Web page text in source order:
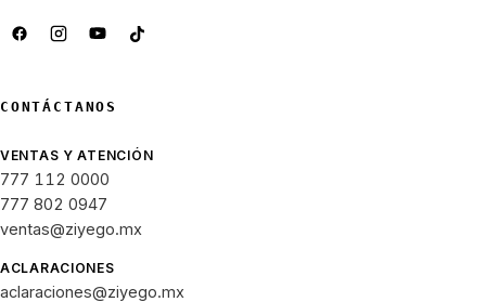
CONTÁCTANOS
VENTAS Y ATENCIÓN
777 112 0000
777 802 0947
ventas@ziyego.mx
ACLARACIONES
aclaraciones@ziyego.mx